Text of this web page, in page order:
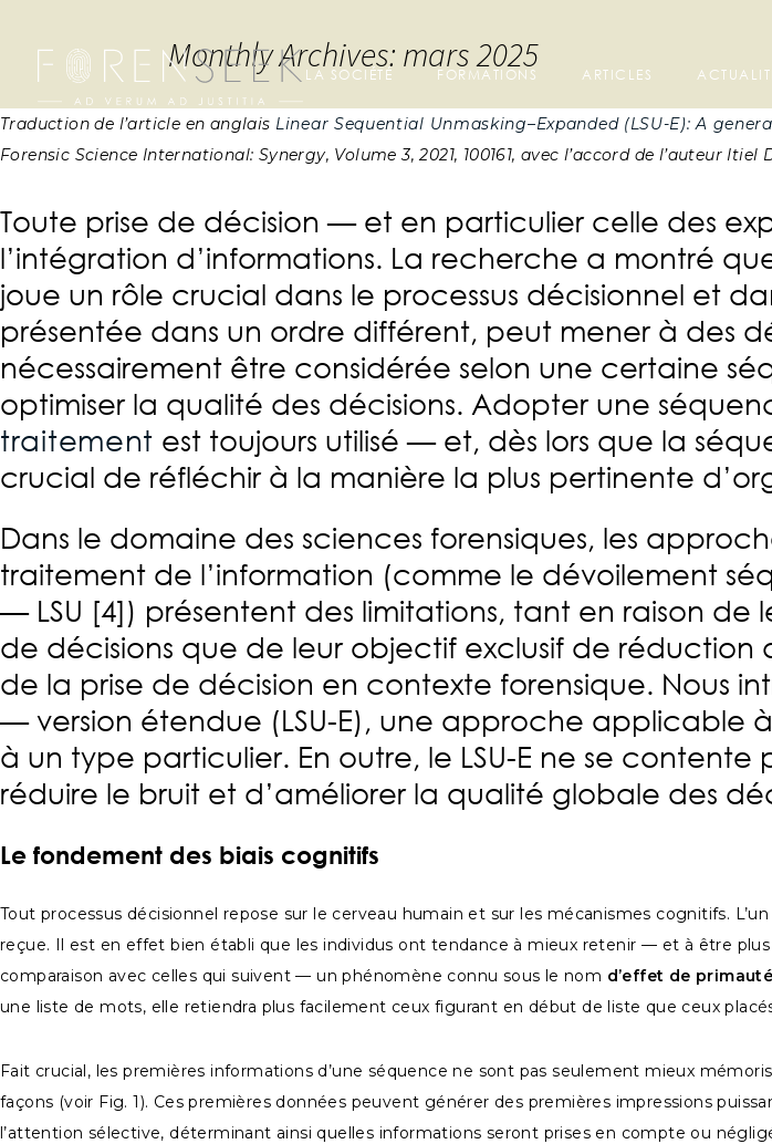
LA SOCIÉTÉ FORMATIONS ARTICLES
Monthly Archives: mars 2025
Traduction de l’article en anglais Linear Sequential Unmasking–Expanded (LSU-E): A
Forensic Science International: Synergy, Volume 3, 2021, 100161, avec l’accord de l’auteur Itiel
Toute prise de décision — et en particulier celle des
l’intégration d’informations. La recherche a montré
joue un rôle crucial dans le processus décisionnel et
présentée dans un ordre différent, peut mener à des
nécessairement être considérée selon une certaine
optimiser la qualité des décisions. Adopter une
traitement est toujours utilisé — et, dès lors que la
crucial de réfléchir à la manière la plus pertinente
Dans le domaine des sciences forensiques, les
traitement de l’information (comme le dévoilement
— LSU [4]) présentent des limitations, tant en raison
de décisions que de leur objectif exclusif de réduction
de la prise de décision en contexte forensique. Nous
— version étendue (LSU-E), une approche applicable
à un type particulier. En outre, le LSU-E ne se
réduire le bruit et d’améliorer la qualité globale des
Le fondement des biais cognitifs
Tout processus décisionnel repose sur le cerveau humain et sur les mécanismes cognitifs.
reçue. Il est en effet bien établi que les individus ont tendance à mieux retenir — et à être
comparaison avec celles qui suivent — un phénomène connu sous le nom d’effet de primauté
une liste de mots, elle retiendra plus facilement ceux figurant en début de liste que ceux
Fait crucial, les premières informations d’une séquence ne sont pas seulement mieux
façons (voir Fig. 1). Ces premières données peuvent générer des premières impressions
l’attention sélective, déterminant ainsi quelles informations seront prises en compte ou